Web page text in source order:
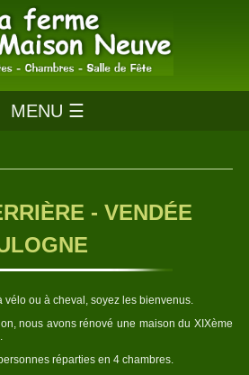
MENU ☰
- VENDÉE
vélo ou à cheval, soyez les bienvenus.
nous avons rénové une maison du XIXème
réparties en 4 chambres.